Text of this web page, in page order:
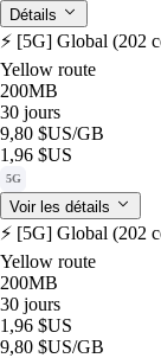
Détails
⚡️ [5G] Global (202
Yellow route
200MB
30 jours
9,80 $US/GB
1,96 $US
5G
Voir les détails
⚡️ [5G] Global (202
Yellow route
200MB
30 jours
1,96 $US
9,80 $US/GB